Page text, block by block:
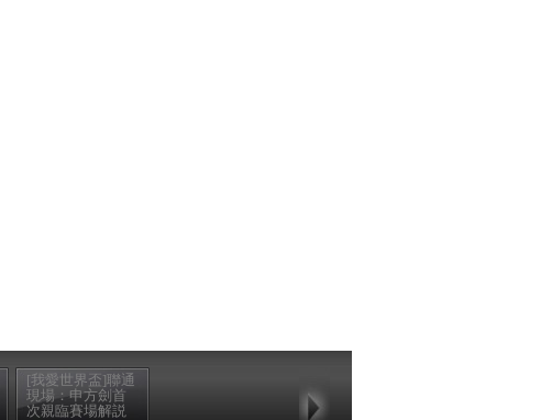
[我愛世界盃]聯通
現場：申方劍首
次親臨賽場解説